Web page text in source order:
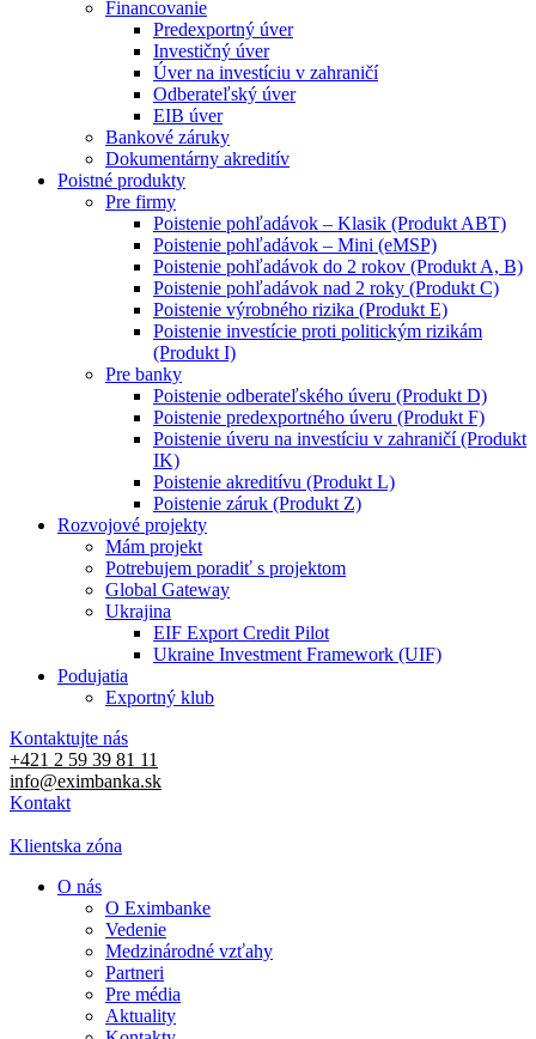
Financovanie
Predexportný úver
Investičný úver
Úver na investíciu v zahraničí
Odberateľský úver
EIB úver
Bankové záruky
Dokumentárny akreditív
Poistné produkty
Pre firmy
Poistenie pohľadávok – Klasik (Produkt ABT)
Poistenie pohľadávok – Mini (eMSP)
Poistenie pohľadávok do 2 rokov (Produkt A, B)
Poistenie pohľadávok nad 2 roky (Produkt C)
Poistenie výrobného rizika (Produkt E)
Poistenie investície proti politickým rizikám
(Produkt I)
Pre banky
Poistenie odberateľského úveru (Produkt D)
Poistenie predexportného úveru (Produkt F)
Poistenie úveru na investíciu v zahraničí (Produkt
IK)
Poistenie akreditívu (Produkt L)
Poistenie záruk (Produkt Z)
Rozvojové projekty
Mám projekt
Potrebujem poradiť s projektom
Global Gateway
Ukrajina
EIF Export Credit Pilot
Ukraine Investment Framework (UIF)
Podujatia
Exportný klub
Kontaktujte nás
+421 2 59 39 81 11
info@eximbanka.sk
Kontakt
Klientska zóna
O nás
O Eximbanke
Vedenie
Medzinárodné vzťahy
Partneri
Pre média
Aktuality